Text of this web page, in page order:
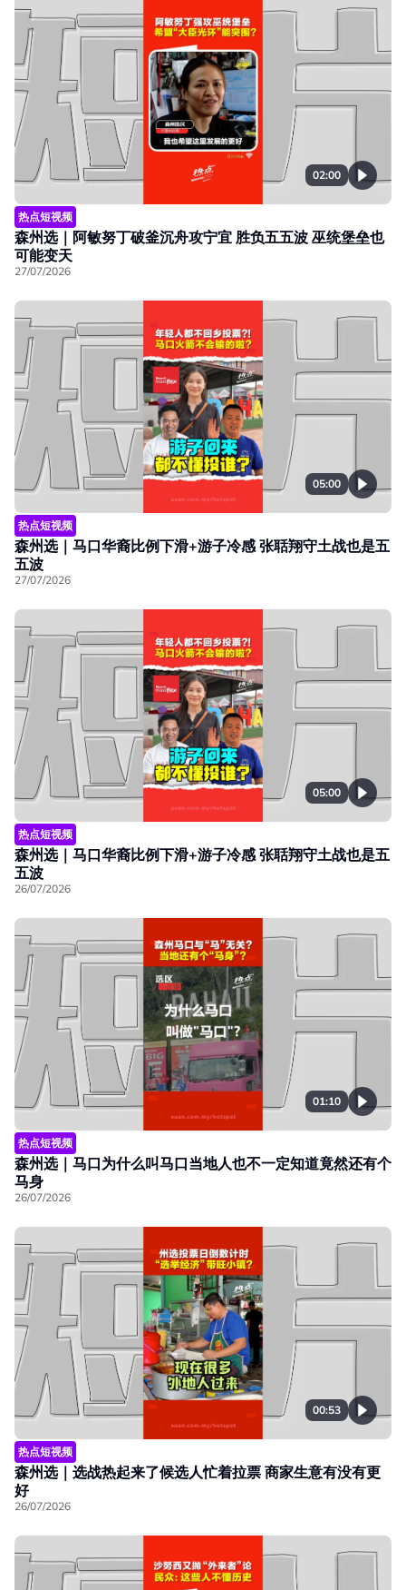
02:00
热点短视频
森州选｜阿敏努丁破釜沉舟攻宁宜 胜负五五波 巫统堡垒也
可能变天
27/07/2026
05:00
热点短视频
森州选｜马口华裔比例下滑+游子冷感 张聒翔守土战也是五
五波
27/07/2026
05:00
热点短视频
森州选｜马口华裔比例下滑+游子冷感 张聒翔守土战也是五
五波
26/07/2026
01:10
热点短视频
森州选｜马口为什么叫马口当地人也不一定知道竟然还有个
马身
26/07/2026
00:53
热点短视频
森州选｜选战热起来了候选人忙着拉票 商家生意有没有更
好
26/07/2026